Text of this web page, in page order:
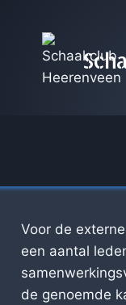
inhoud
Voor de
een aantal
de genoemde